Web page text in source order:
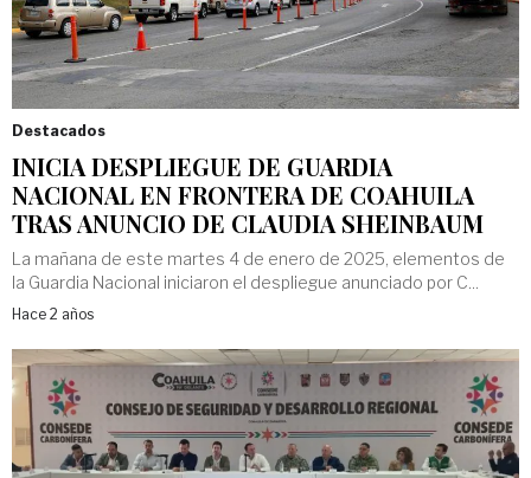
Destacados
INICIA DESPLIEGUE DE GUARDIA
NACIONAL EN FRONTERA DE COAHUILA
TRAS ANUNCIO DE CLAUDIA SHEINBAUM
La mañana de este martes 4 de enero de 2025, elementos de
la Guardia Nacional iniciaron el despliegue anunciado por C...
Hace 2 años